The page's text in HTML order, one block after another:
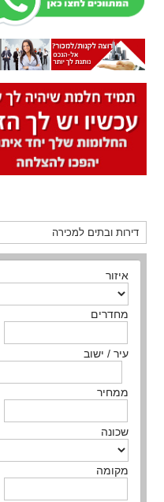
איזור
מחדרים
עיר / ישוב
ממחיר
שכונה
מקומה